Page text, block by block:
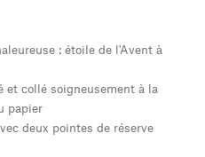
: étoile de l'Avent à
et collé soigneusement à la
papier
deux pointes de réserve